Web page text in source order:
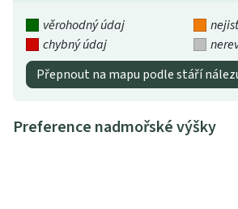
věrohodný údaj
chybný údaj
Přepnout na mapu podle stáří
Preference nadmořské výšky